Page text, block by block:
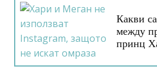
Какви
между
принц